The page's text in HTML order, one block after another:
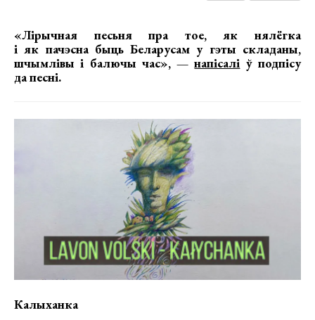
«Лірычная песьня пра тое, як нялёгка
і як пачэсна быць Беларусам у гэты складаны,
шчымлівы і балючы час», —напісалі ў подпісу
да песні.
Калыханка